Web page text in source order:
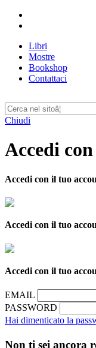
Libri
Mostre
Bookshop
Contattaci
Chiudi
Accedi
Accedi con il tuo
Accedi con il tuo
Accedi con il tuo
EMAIL
PASSWORD
Hai dimenticato la
Non ti sei ancora